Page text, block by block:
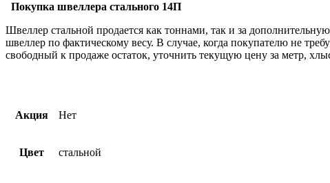
Покупка швеллера стального 14П
Швеллер стальной продается как тоннами, так и за
швеллер по фактическому весу. В случае, когда покупателю не
свободный к продаже остаток, уточнить текущую цену за метр,
Акция Нет
Цвет стальной